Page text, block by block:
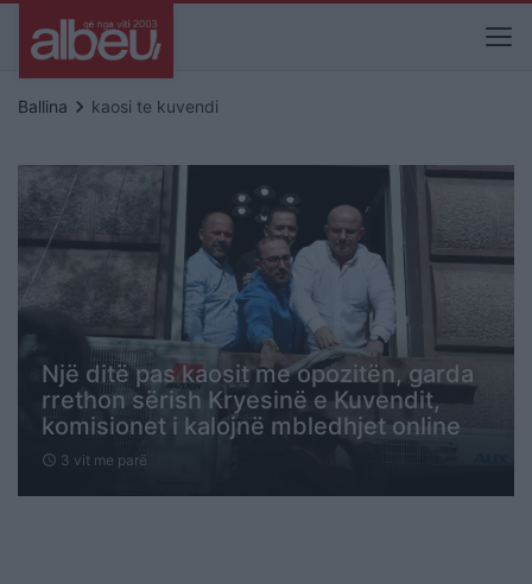
Ballina keyboard_arrow_right kaosi te kuvendi
Një ditë pas kaosit me opozitën, garda
rrethon sërish Kryesinë e Kuvendit,
komisionet i kalojnë mbledhjet online
schedule 3 vit me parë